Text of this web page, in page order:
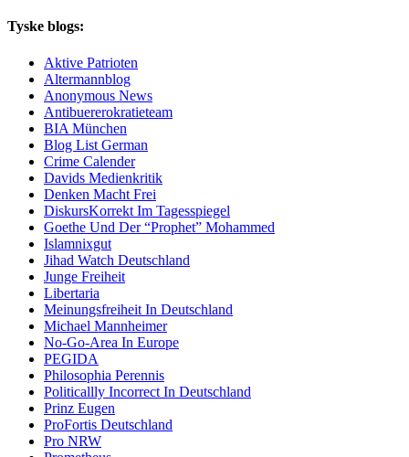
Tyske blogs:
Aktive Patrioten
Altermannblog
Anonymous News
Antibuererokratieteam
BIA München
Blog List German
Crime Calender
Davids Medienkritik
Denken Macht Frei
DiskursKorrekt Im Tagesspiegel
Goethe Und Der “Prophet” Mohammed
Islamnixgut
Jihad Watch Deutschland
Junge Freiheit
Libertaria
Meinungsfreiheit In Deutschland
Michael Mannheimer
No-Go-Area In Europe
PEGIDA
Philosophia Perennis
Politicallly Incorrect In Deutschland
Prinz Eugen
ProFortis Deutschland
Pro NRW